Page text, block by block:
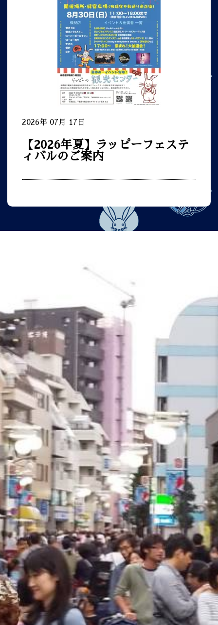
2026年 07月 17日
【2026年夏】ラッピーフェステ
ィバルのご案内